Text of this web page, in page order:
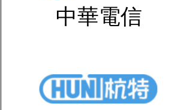
中華電信